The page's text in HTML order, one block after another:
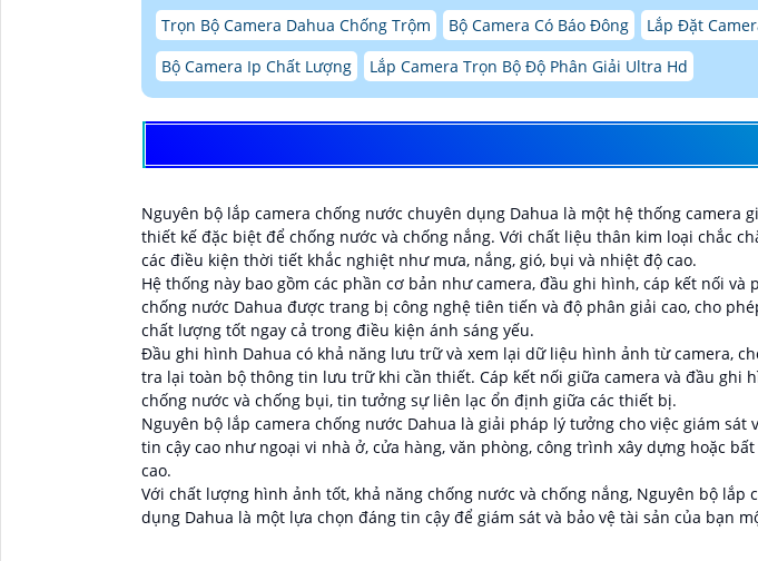
Trọn Bộ Camera Dahua Chống Trộm Bộ Camera Có Báo Đông
Lắp Đặt
Bộ Camera Ip Chất Lượng
Lắp Camera Trọn Bộ Độ Phân Giải Ultra Hd
Nguyên bộ lắp camera chống nước chuyên dụng Dahua là một hệ thống camera
thiết kế đặc biệt để chống nước và chống nắng. Với chất liệu thân kim loại chắc
các điều kiện thời tiết khắc nghiệt như mưa, nắng, gió, bụi và nhiệt độ cao.
Hệ thống này bao gồm các phần cơ bản như camera, đầu ghi hình, cáp kết nối và
chống nước Dahua được trang bị công nghệ tiên tiến và độ phân giải cao, cho
chất lượng tốt ngay cả trong điều kiện ánh sáng yếu.
Đầu ghi hình Dahua có khả năng lưu trữ và xem lại dữ liệu hình ảnh từ camera,
tra lại toàn bộ thông tin lưu trữ khi cần thiết. Cáp kết nối giữa camera và đầu ghi
chống nước và chống bụi, tin tưởng sự liên lạc ổn định giữa các thiết bị.
Nguyên bộ lắp camera chống nước Dahua là giải pháp lý tưởng cho việc giám sát
tin cậy cao như ngoại vi nhà ở, cửa hàng, văn phòng, công trình xây dựng hoặc
cao.
Với chất lượng hình ảnh tốt, khả năng chống nước và chống nắng, Nguyên bộ lắp
dụng Dahua là một lựa chọn đáng tin cậy để giám sát và bảo vệ tài sản của bạn